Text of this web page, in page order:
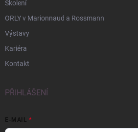
Školení
ORLY v Marionnaud a Rossmann
Výstavy
Kariéra
Kontakt
PŘIHLÁŠENÍ
E-MAIL